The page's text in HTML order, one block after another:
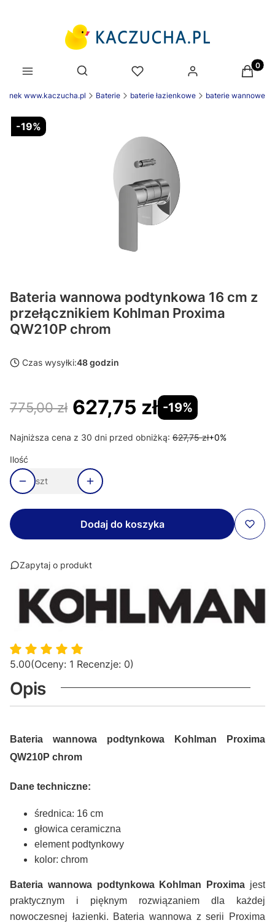
Otwórz wyszukiwarkę
www.kaczucha.pl Baterie baterie łazienkowe baterie wannowe
-19%
Bateria wannowa podtynkowa 16 cm z
przełącznikiem Kohlman Proxima
QW210P chrom
Czas wysyłki:48 godzin
775,00 zł 627,75 zł -19%
Najniższa cena z 30 dni przed obniżką: 627,75 zł+0%
Ilość
szt
Dodaj do koszyka
Zapytaj o produkt
5.00(Oceny: 1 Recenzje: 0)
Opis
Bateria wannowa podtynkowa Kohlman Proxima
QW210P chrom
Dane techniczne:
średnica: 16 cm
głowica ceramiczna
element podtynkowy
kolor: chrom
Bateria wannowa podtynkowa Kohlman Proxima jest
praktycznym i pięknym rozwiązaniem dla każdej
nowoczesnej łazienki. Bateria wannowa z serii Proxima